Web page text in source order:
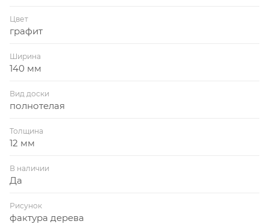
Цвет
графит
Ширина
140 мм
Вид доски
полнотелая
Толщина
12 мм
В наличии
Да
Рисунок
фактура дерева